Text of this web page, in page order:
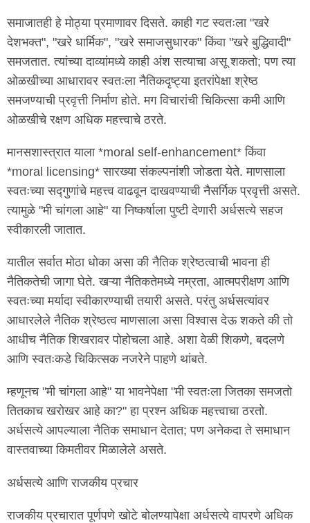
समाजातही हे मोठ्या प्रमाणावर दिसते. काही गट स्वतःला "खरे
देशभक्त", "खरे धार्मिक", "खरे समाजसुधारक" किंवा "खरे बुद्धिवादी"
समजतात. त्यांच्या दाव्यांमध्ये काही अंश सत्याचा असू शकतो; पण त्या
ओळखीच्या आधारावर स्वतःला नैतिकदृष्ट्या इतरांपेक्षा श्रेष्ठ
समजण्याची प्रवृत्ती निर्माण होते. मग विचारांची चिकित्सा कमी आणि
ओळखीचे रक्षण अधिक महत्त्वाचे ठरते.
मानसशास्त्रात याला *moral self-enhancement* किंवा
*moral licensing* सारख्या संकल्पनांशी जोडता येते. माणसाला
स्वतःच्या सद्गुणांचे महत्त्व वाढवून दाखवण्याची नैसर्गिक प्रवृत्ती असते.
त्यामुळे "मी चांगला आहे" या निष्कर्षाला पुष्टी देणारी अर्धसत्ये सहज
स्वीकारली जातात.
यातील सर्वात मोठा धोका असा की नैतिक श्रेष्ठत्वाची भावना ही
नैतिकतेची जागा घेते. खऱ्या नैतिकतेमध्ये नम्रता, आत्मपरीक्षण आणि
स्वतःच्या मर्यादा स्वीकारण्याची तयारी असते. परंतु अर्धसत्यांवर
आधारलेले नैतिक श्रेष्ठत्व माणसाला असा विश्वास देऊ शकते की तो
आधीच नैतिक शिखरावर पोहोचला आहे. अशा वेळी शिकणे, बदलणे
आणि स्वतःकडे चिकित्सक नजरेने पाहणे थांबते.
म्हणूनच "मी चांगला आहे" या भावनेपेक्षा "मी स्वतःला जितका समजतो
तितकाच खरोखर आहे का?" हा प्रश्न अधिक महत्त्वाचा ठरतो.
अर्धसत्ये आपल्याला नैतिक समाधान देतात; पण अनेकदा ते समाधान
वास्तवाच्या किमतीवर मिळालेले असते.
अर्धसत्ये आणि राजकीय प्रचार
राजकीय प्रचारात पूर्णपणे खोटे बोलण्यापेक्षा अर्धसत्ये वापरणे अधिक